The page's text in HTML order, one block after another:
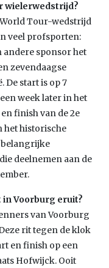
wielerwedstrijd?
Tour-wedstrijd
veel profsporten:
andere sponsor het
zevendaagse
De start is op 7
week later in het
finish van de 2e
het historische
belangrijke
deelnemen aan de
Voorburg eruit?
van Voorburg
rit tegen de klok
en finish op een
Hofwijck. Ooit